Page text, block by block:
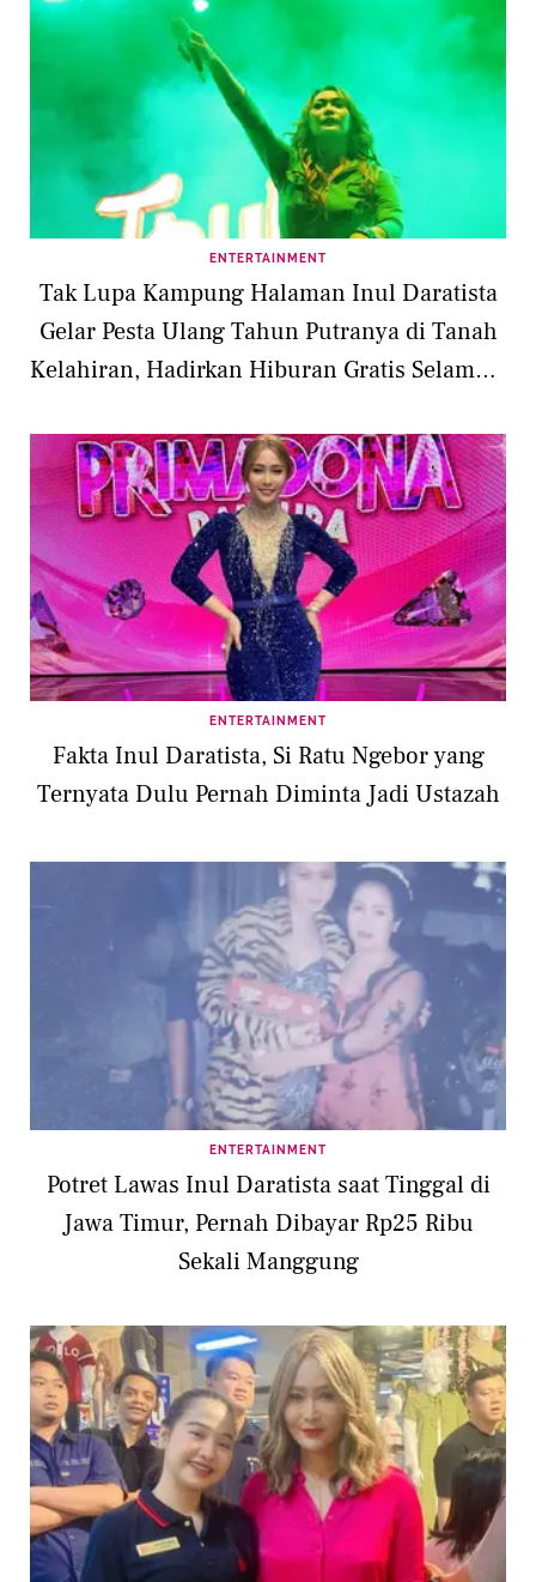
ENTERTAINMENT
Tak Lupa Kampung Halaman Inul Daratista
Gelar Pesta Ulang Tahun Putranya di Tanah
Kelahiran, Hadirkan Hiburan Gratis Selama 3
ENTERTAINMENT
Fakta Inul Daratista, Si Ratu Ngebor yang
Ternyata Dulu Pernah Diminta Jadi Ustazah
ENTERTAINMENT
Potret Lawas Inul Daratista saat Tinggal di
Jawa Timur, Pernah Dibayar Rp25 Ribu
Sekali Manggung